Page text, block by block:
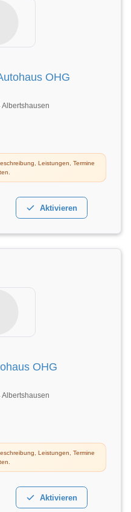
OHG
Leistungen, Termine
Aktivieren
OHG
Leistungen, Termine
Aktivieren